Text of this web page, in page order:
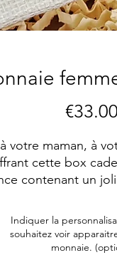
€33.00
votre maman, à
cette box
contenant un
Indiquer la
souhaitez voir
monnaie.